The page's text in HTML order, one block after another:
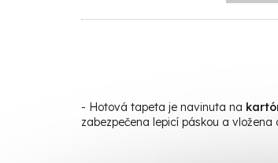
- Hotová tapeta je navinuta na
zabezpečena lepicí páskou a vložena